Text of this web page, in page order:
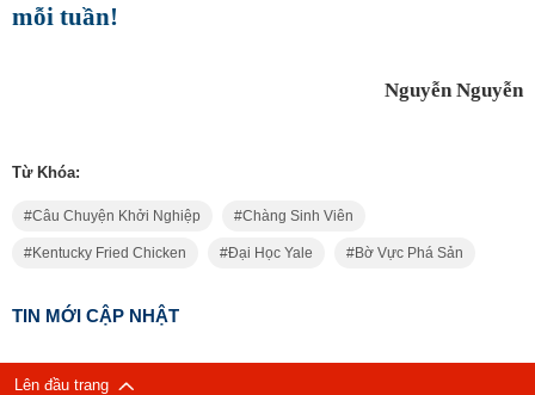
mỗi tuần!
Nguyễn Nguyễn
Từ Khóa:
Câu Chuyện Khởi Nghiệp Chàng Sinh Viên
Kentucky Fried Chicken Đại Học Yale Bờ Vực Phá Sản
TIN MỚI CẬP NHẬT
Lên đầu trang